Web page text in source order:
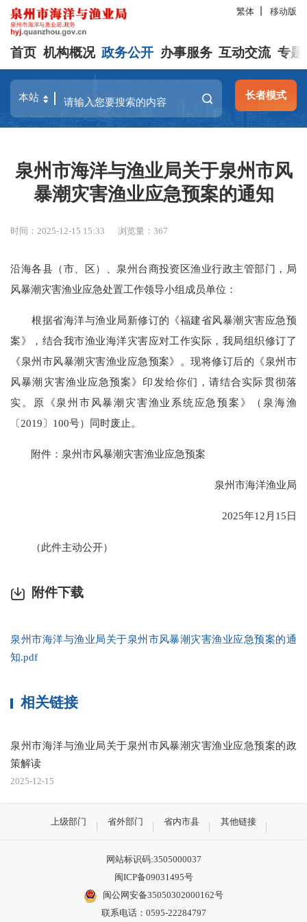
繁体 移动版
首页 机构概况 政务公开 办事服务 互动交流 专题
长者模式
泉州市海洋与渔业局关于泉州市风
暴潮灾害渔业应急预案的通知
时间：2025-12-15 15:33 浏览量：367
沿海各县（市、区）、泉州台商投资区渔业行政主管部门，局
风暴潮灾害渔业应急处置工作领导小组成员单位：
根据省海洋与渔业局新修订的《福建省风暴潮灾害应急预
案》，结合我市渔业海洋灾害应对工作实际，我局组织修订了
《泉州市风暴潮灾害渔业应急预案》。现将修订后的《泉州市
风暴潮灾害渔业应急预案》印发给你们，请结合实际贯彻落
实。原《泉州市风暴潮灾害渔业系统应急预案》（泉海渔
〔2019〕100号）同时废止。
附件：泉州市风暴潮灾害渔业应急预案
泉州市海洋渔业局
2025年12月15日
（此件主动公开）
附件下载
泉州市海洋与渔业局关于泉州市风暴潮灾害渔业应急预案的通
知.pdf
相关链接
泉州市海洋与渔业局关于泉州市风暴潮灾害渔业应急预案的政
策解读
2025-12-15
上级部门 省外部门 省内市县 其他链接
网站标识码:3505000037
闽ICP备09031495号
闽公网安备35050302000162号
联系电话：0595-22284797